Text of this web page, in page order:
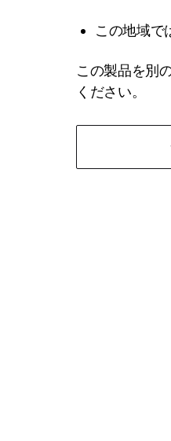
この地域で
この製品を別
ください。